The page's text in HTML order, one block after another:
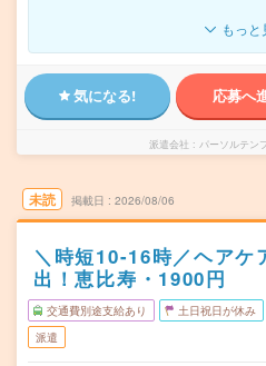
もっと
気になる! 応募へ
派遣会社 パーソルテン
未読 掲載日 2026/08/06
＼時短10-16時／ヘアケ
出！恵比寿・1900円
交通費別途支給あり 土日祝日が休み
派遣